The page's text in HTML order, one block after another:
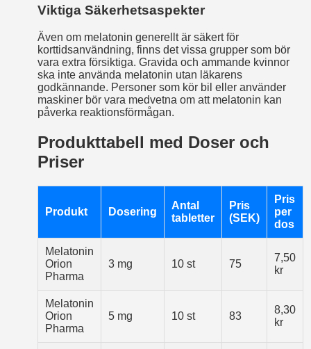
Viktiga Säkerhetsaspekter
Även om melatonin generellt är säkert för
korttidsanvändning, finns det vissa grupper som bör
vara extra försiktiga. Gravida och ammande kvinnor
ska inte använda melatonin utan läkarens
godkännande. Personer som kör bil eller använder
maskiner bör vara medvetna om att melatonin kan
påverka reaktionsförmågan.
Produkttabell med Doser och
Priser
Produkt Dosering
Antal
tabletter
Pris
(SEK)
Pris
per
dos
Melatonin
Orion
Pharma
3 mg 10 st 75
7,50
kr
Melatonin
Orion
Pharma
5 mg 10 st 83
8,30
kr